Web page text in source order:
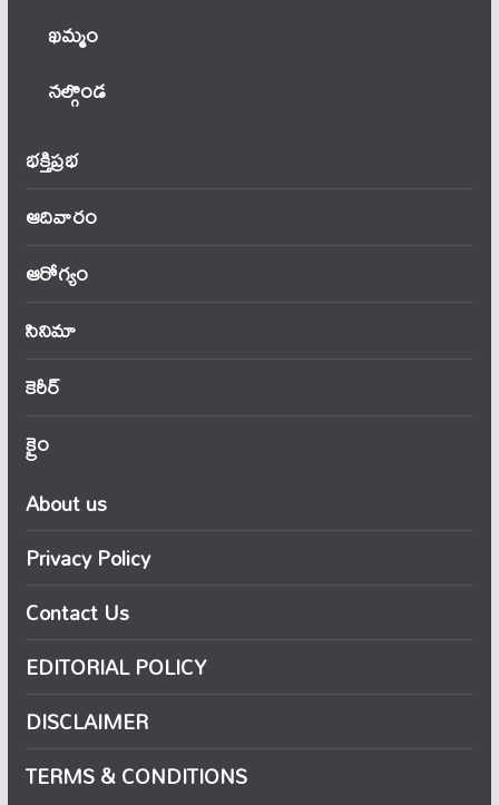
ఖ‌మ్మం
నల్గొండ
భక్తిప్రభ
ఆదివారం
ఆరోగ్యం
సినిమా
కెరీర్
క్రైం
About us
Privacy Policy
Contact Us
EDITORIAL POLICY
DISCLAIMER
TERMS & CONDITIONS